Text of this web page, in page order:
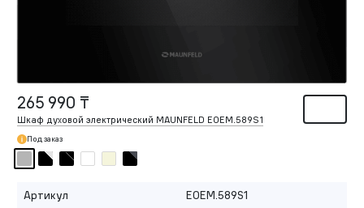
265 990 ₸
Шкаф духовой электрический MAUNFELD EOEM.589S1
Под заказ
Артикул
EOEM.589S1